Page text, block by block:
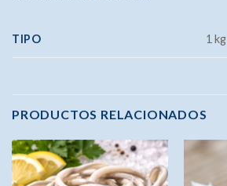
TIPO 1 kg
PRODUCTOS RELACIONADOS